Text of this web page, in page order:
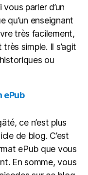
parler d’un
qu’un enseignant
très facilement,
simple. Il s’agit
ou
ePub
ce n’est plus
de blog. C’est
ePub que vous
En somme, vous